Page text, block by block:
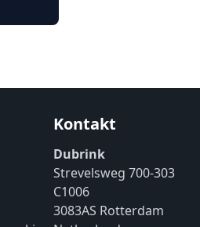
Kontakt
Dubrink
Strevelsweg 700-303
C1006
3083AS Rotterdam